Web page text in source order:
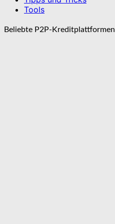
Tools
Beliebte P2P-Kreditplattformen